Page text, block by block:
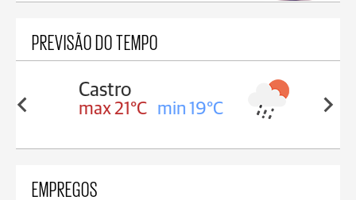
PREVISÃO DO TEMPO
19°C max 20°C min 19°C
EMPREGOS